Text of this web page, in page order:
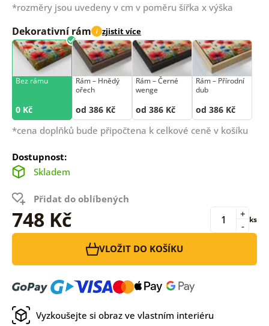
*rozměry jsou uvedeny v cm v poměru šířka x výška
Dekorativní rám i zjistit více
Bez rámu
0 Kč
Rám –⁠⁠⁠⁠⁠⁠ Hnědý
ořech
od 386 Kč
Rám –⁠⁠⁠⁠⁠⁠ Černé
wenge
od 386 Kč
Rám –⁠⁠⁠⁠⁠⁠ Přírodní
dub
od 386 Kč
*cena doplňků bude připočtena k celkové ceně v košíku
Dostupnost:
Skladem
Přidat do oblíbených
748 Kč -
+ ks
VLOŽIT DO KOŠÍKU
Vyzkoušejte si obraz ve vlastním interiéru